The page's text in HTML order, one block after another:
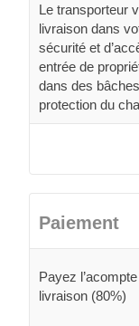
Le transporteur
livraison dans
sécurité et
entrée de
dans des
protection du
Paiement
Payez
livraison (80%)